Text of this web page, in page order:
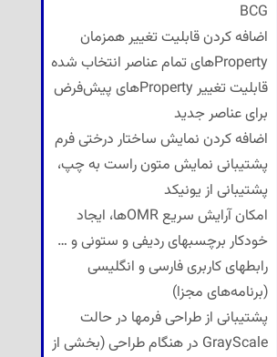
BCG
اضافه کردن قابلیت تغییر همزمان
Propertyهای تمام عناصر انتخاب شده
قابلیت تغییر Propertyهای پیش‌فرض
برای عناصر جدید
اضافه کردن نمایش ساختار درختی فرم
پشتیبانی نمایش متون راست به چپ،
پشتیبانی از یونیکد
امکان آرایش سریع OMRها، ایجاد
خودکار برچسبهای ردیفی و ستونی و …
رابطهای کاربری فارسی و انگلیسی
(برنامه‌های مجزا)
پشتیبانی از طراحی فرمها در حالت
GrayScale در هنگام طراحی (بخشی از